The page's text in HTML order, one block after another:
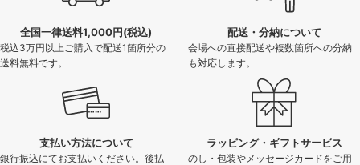
全国一律送料1,000円(税込)
税込3万円以上ご購入で配送1箇所分の
送料無料です。
配送・分納について
会場への直接配送や複数箇所への分納
も対応します。
支払い方法について
銀行振込にてお支払いください。後払
ラッピング・ギフトサービス
のし・包装やメッセージカードをご用